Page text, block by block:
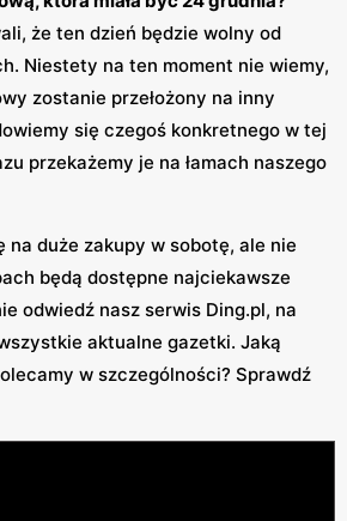
że ten dzień będzie wolny od
Niestety na ten moment nie wiemy,
zostanie przełożony na inny
się czegoś konkretnego w tej
przekażemy je na łamach naszego
na duże zakupy w sobotę, ale nie
będą dostępne najciekawsze
odwiedź nasz serwis Ding.pl, na
aktualne gazetki. Jaką
w szczególności? Sprawdź